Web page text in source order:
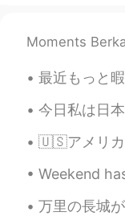
EN JP
@Ryuji
EN JP
Moments
最近もっと暇だからまた料理時をある。今夜の
今日私は日本食べ物のお店に行きました。 たけのこの里と
🇺🇸アメリカ豆知識 その24🇺🇸 〜アメリカの大学受験に
Weekend has started! What's
万里の長城が大好きですが、本物ではないです。多くの観光ス